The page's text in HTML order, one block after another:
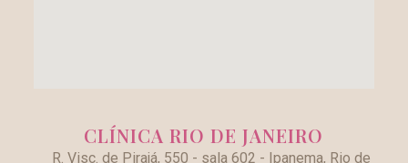
CLÍNICA RIO DE JANEIRO
R. Visc. de Pirajá, 550 - sala 602 - Ipanema, Rio de